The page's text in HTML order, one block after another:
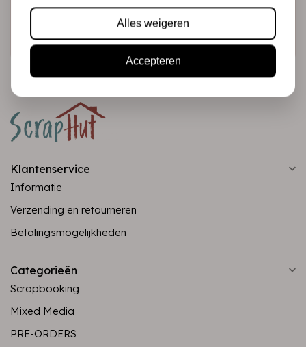
Klantenservice
Informatie
Verzending en retourneren
Betalingsmogelijkheden
Categorieën
Scrapbooking
Mixed Media
PRE-ORDERS
Alles weigeren
Accepteren